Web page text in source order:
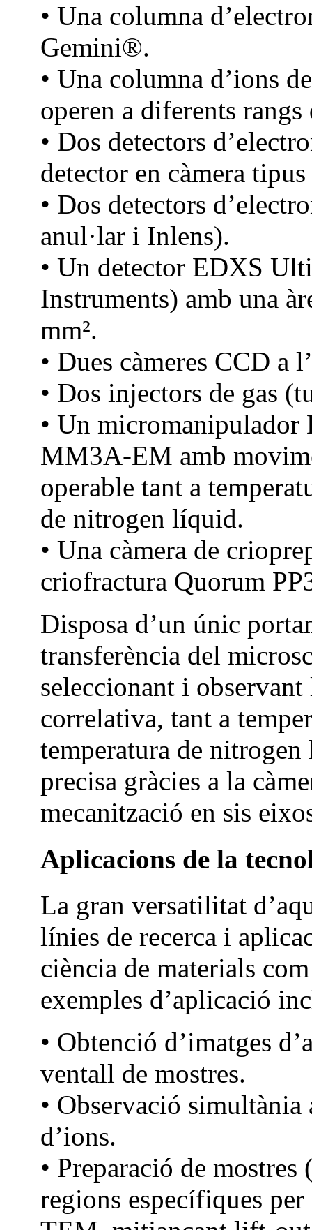
• Una columna
Gemini®.
• Una columna d’ions
operen a diferents
• Dos detectors
detector en càmera
• Dos detectors
anul·lar i Inlens).
• Un detector EDXS
Instruments) amb una
mm².
• Dues càmeres CCD a
• Dos injectors de gas
• Un
MM3A-EM amb
operable tant a
de nitrogen líquid.
• Una càmera de
criofractura Quorum
Disposa d’un únic
transferència del
seleccionant i
correlativa, tant a
temperatura de
precisa gràcies a la
mecanització en sis
Aplicacions de la
La gran versatilitat
línies de recerca i
ciència de materials
exemples d’aplicació
• Obtenció d’imatges
ventall de mostres.
• Observació
d’ions.
• Preparació de
regions específiques